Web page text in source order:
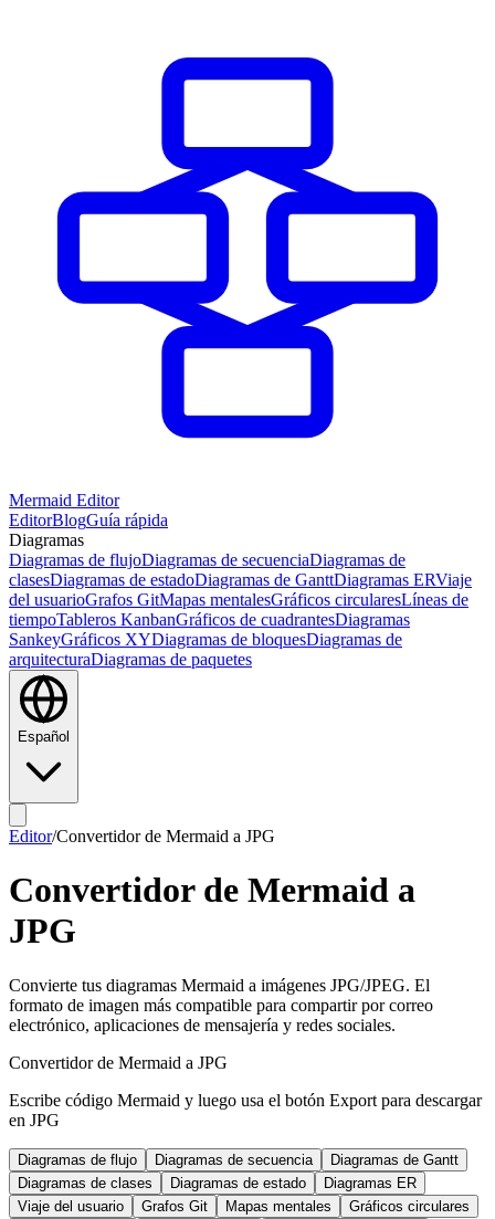
Mermaid Editor
EditorBlogGuía rápida
Diagramas
Diagramas de flujoDiagramas de secuenciaDiagramas de
clasesDiagramas de estadoDiagramas de GanttDiagramas ERViaje
del usuarioGrafos GitMapas mentalesGráficos circularesLíneas de
tiempoTableros KanbanGráficos de cuadrantesDiagramas
SankeyGráficos XYDiagramas de bloquesDiagramas de
arquitecturaDiagramas de paquetes
Español
Editor/Convertidor de Mermaid a JPG
Convertidor de Mermaid a
JPG
Convierte tus diagramas Mermaid a imágenes JPG/JPEG. El
formato de imagen más compatible para compartir por correo
electrónico, aplicaciones de mensajería y redes sociales.
Convertidor de Mermaid a JPG
Escribe código Mermaid y luego usa el botón Export para descargar
en JPG
Diagramas de flujo Diagramas de secuencia
Diagramas de Gantt
Diagramas de clases
Diagramas de estado
Diagramas ER
Viaje del usuario
Grafos Git Mapas mentales
Gráficos circulares